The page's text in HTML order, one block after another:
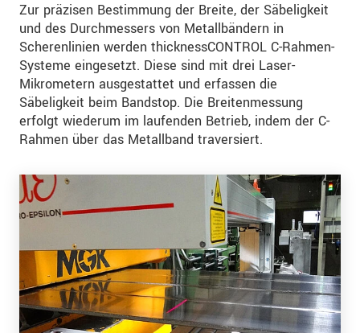
Zur präzisen Bestimmung der Breite, der Säbeligkeit
und des Durchmessers von Metallbändern in
Scherenlinien werden thicknessCONTROL C-Rahmen-
Systeme eingesetzt. Diese sind mit drei Laser-
Mikrometern ausgestattet und erfassen die
Säbeligkeit beim Bandstop. Die Breitenmessung
erfolgt wiederum im laufenden Betrieb, indem der C-
Rahmen über das Metallband traversiert.